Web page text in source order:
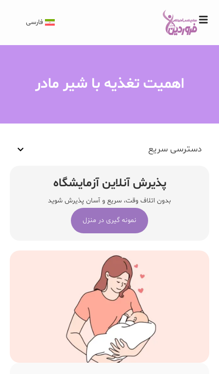
فارسی
اهمیت تغذیه با شیر مادر
دسترسی سریع
پذیرش آنلاین آزمایشگاه
بدون اتلاف وقت، سریع و آسان پذیرش شوید
نمونه گیری در منزل